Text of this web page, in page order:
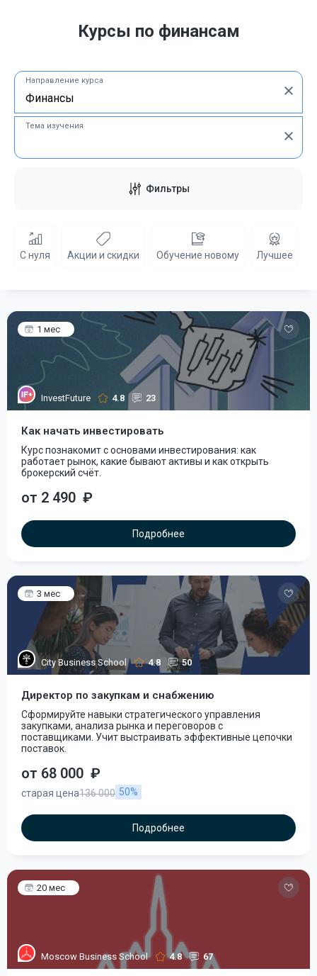
Курсы по финансам
Направление курса
Тема изучения
Фильтры
С нуля Акции и скидки Обучение новому Лучшее
1 мес
InvestFuture 4.8 23
Как начать инвестировать
Курс познакомит с основами инвестирования: как
работает рынок, какие бывают активы и как открыть
брокерский счёт.
от 2 490 ₽
Подробнее
3 мес
City Business School 4.8 50
Директор по закупкам и снабжению
Сформируйте навыки стратегического управления
закупками, анализа рынка и переговоров с
поставщиками. Учит выстраивать эффективные цепочки
поставок.
от 68 000 ₽
старая цена136 000 50%
Подробнее
20 мес
Moscow Business School 4.8 67